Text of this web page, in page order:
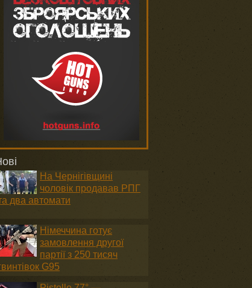
На Чернігівщині
чоловік продавав РПГ
два автомати
Німеччина готує
замовлення другої
партії з 250 тисяч
G95